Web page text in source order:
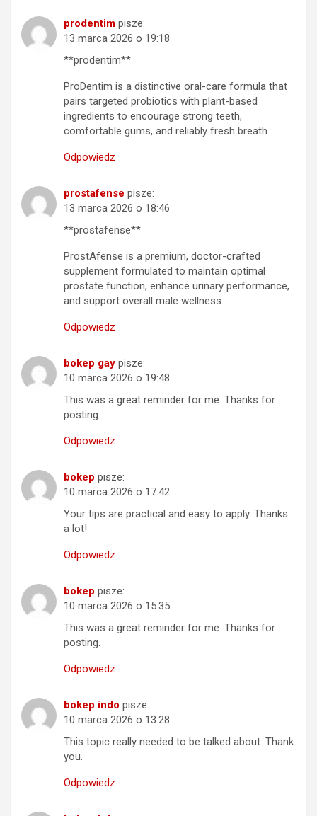
prodentim pisze:
13 marca 2026 o 19:18
**prodentim**
ProDentim is a distinctive oral-care formula that
pairs targeted probiotics with plant-based
ingredients to encourage strong teeth,
comfortable gums, and reliably fresh breath.
Odpowiedz
prostafense pisze:
13 marca 2026 o 18:46
**prostafense**
ProstAfense is a premium, doctor-crafted
supplement formulated to maintain optimal
prostate function, enhance urinary performance,
and support overall male wellness.
Odpowiedz
bokep gay pisze:
10 marca 2026 o 19:48
This was a great reminder for me. Thanks for
posting.
Odpowiedz
bokep pisze:
10 marca 2026 o 17:42
Your tips are practical and easy to apply. Thanks
a lot!
Odpowiedz
bokep pisze:
10 marca 2026 o 15:35
This was a great reminder for me. Thanks for
posting.
Odpowiedz
bokep indo pisze:
10 marca 2026 o 13:28
This topic really needed to be talked about. Thank
you.
Odpowiedz